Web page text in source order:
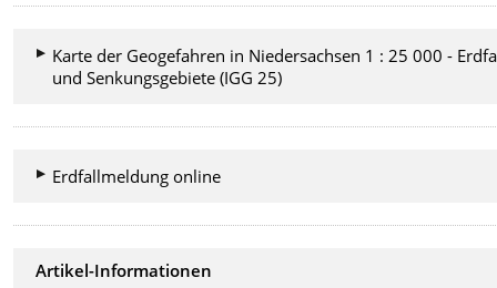
Karte der Geogefahren in Niedersachsen 1 : 25 000 -
und Senkungsgebiete (IGG 25)
Erdfallmeldung online
Artikel-Informationen